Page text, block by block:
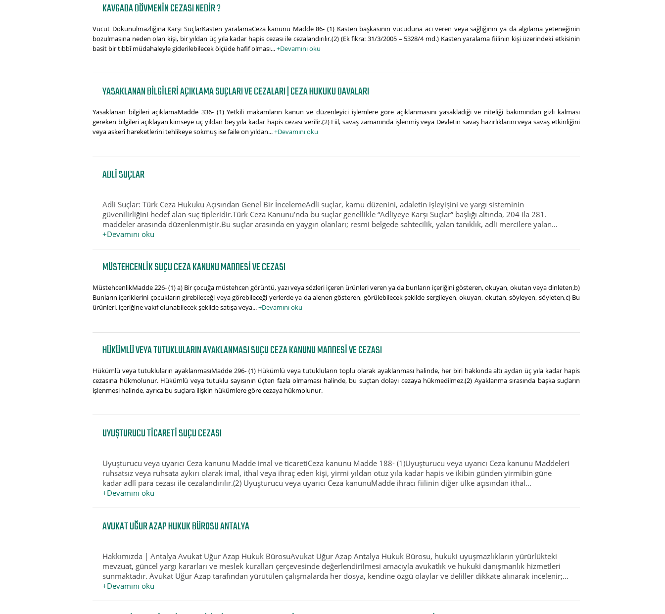
KAVGADA DÖVMENIN CEZASI NEDIR ?
Vücut Dokunulmazlığına Karşı SuçlarKasten yaralamaCeza kanunu Madde 86- (1) Kasten başkasının vücuduna acı veren veya sağlığının ya da algılama yeteneğinin
bozulmasına neden olan kişi, bir yıldan üç yıla kadar hapis cezası ile cezalandırılır.(2) (Ek fıkra: 31/3/2005 – 5328/4 md.) Kasten yaralama fiilinin kişi üzerindeki etkisinin
basit bir tıbbî müdahaleyle giderilebilecek ölçüde hafif olması...+Devamını oku
YASAKLANAN BILGILERI AÇIKLAMA SUÇLARI VE CEZALARI | CEZA HUKUKU DAVALARI
Yasaklanan bilgileri açıklamaMadde 336- (1) Yetkili makamların kanun ve düzenleyici işlemlere göre açıklanmasını yasakladığı ve niteliği bakımından gizli kalması
gereken bilgileri açıklayan kimseye üç yıldan beş yıla kadar hapis cezası verilir.(2) Fiil, savaş zamanında işlenmiş veya Devletin savaş hazırlıklarını veya savaş etkinliğini
veya askerî hareketlerini tehlikeye sokmuş ise faile on yıldan...+Devamını oku
ADLI SUÇLAR
Adli Suçlar: Türk Ceza Hukuku Açısından Genel Bir İncelemeAdli suçlar, kamu düzenini, adaletin işleyişini ve yargı sisteminin
güvenilirliğini hedef alan suç tipleridir.Türk Ceza Kanunu’nda bu suçlar genellikle “Adliyeye Karşı Suçlar” başlığı altında, 204 ila 281.
maddeler arasında düzenlenmiştir.Bu suçlar arasında en yaygın olanları; resmi belgede sahtecilik, yalan tanıklık, adli mercilere yalan...
+Devamını oku
MÜSTEHCENLIK SUÇU CEZA KANUNU MADDESI VE CEZASI
MüstehcenlikMadde 226- (1) a) Bir çocuğa müstehcen görüntü, yazı veya sözleri içeren ürünleri veren ya da bunların içeriğini gösteren, okuyan, okutan veya dinleten,b)
Bunların içeriklerini çocukların girebileceği veya görebileceği yerlerde ya da alenen gösteren, görülebilecek şekilde sergileyen, okuyan, okutan, söyleyen, söyleten,c) Bu
ürünleri, içeriğine vakıf olunabilecek şekilde satışa veya...+Devamını oku
HÜKÜMLÜ VEYA TUTUKLULARIN AYAKLANMASI SUÇU CEZA KANUNU MADDESI VE CEZASI
Hükümlü veya tutukluların ayaklanmasıMadde 296- (1) Hükümlü veya tutukluların toplu olarak ayaklanması halinde, her biri hakkında altı aydan üç yıla kadar hapis
cezasına hükmolunur. Hükümlü veya tutuklu sayısının üçten fazla olmaması halinde, bu suçtan dolayı cezaya hükmedilmez.(2) Ayaklanma sırasında başka suçların
işlenmesi halinde, ayrıca bu suçlara ilişkin hükümlere göre cezaya hükmolunur.
UYUŞTURUCU TICARETI SUÇU CEZASI
Uyuşturucu veya uyarıcı Ceza kanunu Madde imal ve ticaretiCeza kanunu Madde 188- (1)Uyuşturucu veya uyarıcı Ceza kanunu Maddeleri
ruhsatsız veya ruhsata aykırı olarak imal, ithal veya ihraç eden kişi, yirmi yıldan otuz yıla kadar hapis ve ikibin günden yirmibin güne
kadar adlî para cezası ile cezalandırılır.(2) Uyuşturucu veya uyarıcı Ceza kanunuMadde ihracı fiilinin diğer ülke açısından ithal...
+Devamını oku
AVUKAT UĞUR AZAP HUKUK BÜROSU ANTALYA
Hakkımızda | Antalya Avukat Uğur Azap Hukuk BürosuAvukat Uğur Azap Antalya Hukuk Bürosu, hukuki uyuşmazlıkların yürürlükteki
mevzuat, güncel yargı kararları ve meslek kuralları çerçevesinde değerlendirilmesi amacıyla avukatlık ve hukuki danışmanlık hizmetleri
sunmaktadır. Avukat Uğur Azap tarafından yürütülen çalışmalarda her dosya, kendine özgü olaylar ve deliller dikkate alınarak incelenir;...
+Devamını oku